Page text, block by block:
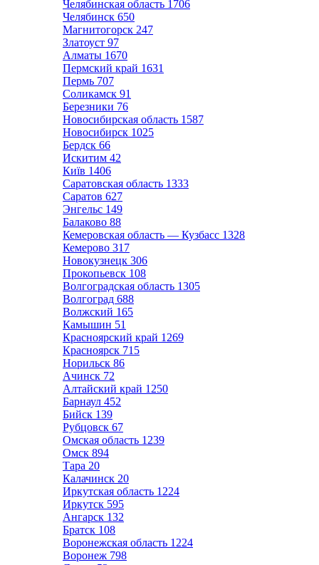
Челябинская область 1706
Челябинск 650
Магнитогорск 247
Златоуст 97
Алматы 1670
Пермский край 1631
Пермь 707
Соликамск 91
Березники 76
Новосибирская область 1587
Новосибирск 1025
Бердск 66
Искитим 42
Київ 1406
Саратовская область 1333
Саратов 627
Энгельс 149
Балаково 88
Кемеровская область — Кузбасс 1328
Кемерово 317
Новокузнецк 306
Прокопьевск 108
Волгоградская область 1305
Волгоград 688
Волжский 165
Камышин 51
Красноярский край 1269
Красноярск 715
Норильск 86
Ачинск 72
Алтайский край 1250
Барнаул 452
Бийск 139
Рубцовск 67
Омская область 1239
Омск 894
Тара 20
Калачинск 20
Иркутская область 1224
Иркутск 595
Ангарск 132
Братск 108
Воронежская область 1224
Воронеж 798